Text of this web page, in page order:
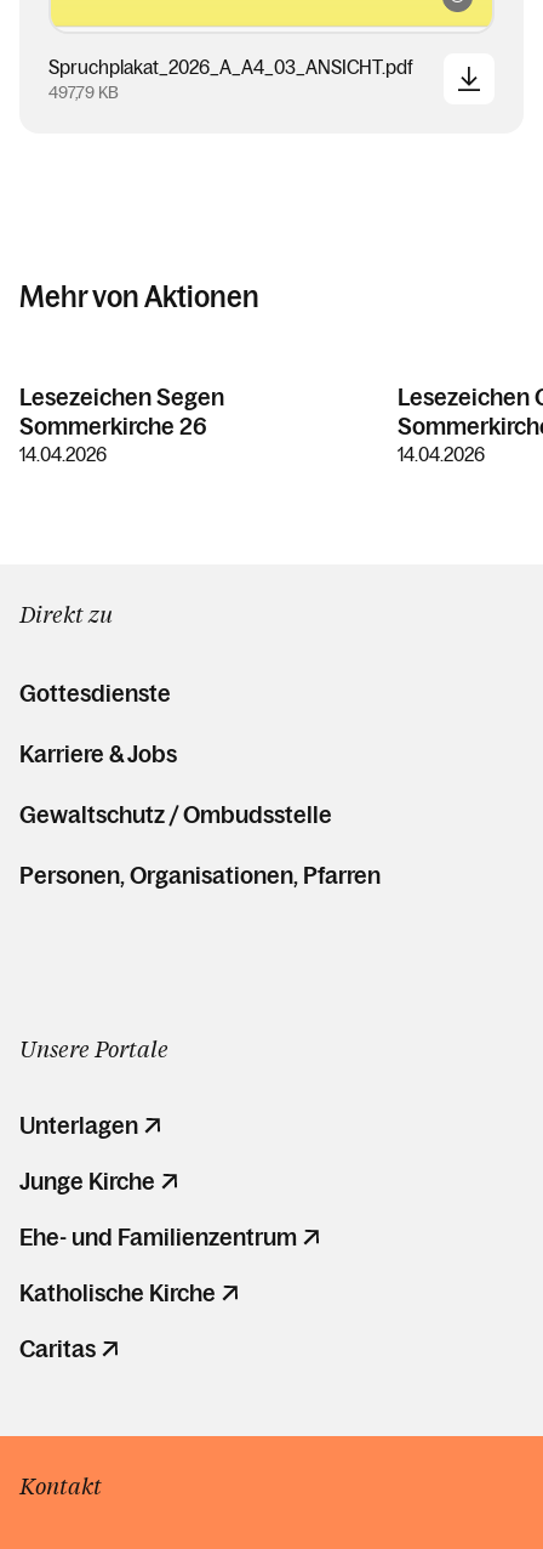
Spruchplakat_2026_A_A4_03_ANSICHT.pdf
497,79 KB
Mehr von Aktionen
Lesezeichen Segen
Sommerkirche 26
14.04.2026
Lesezeichen
14.04.2026
Direkt zu
Gottesdienste
Karriere & Jobs
Gewaltschutz / Ombudsstelle
Personen, Organisationen, Pfarren
Unsere Portale
Unterlagen
Junge Kirche
Ehe- und Familienzentrum
Katholische Kirche
Caritas
Kontakt